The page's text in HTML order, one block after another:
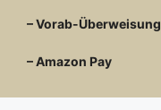
– Vorab-Überweisung
– Amazon Pay